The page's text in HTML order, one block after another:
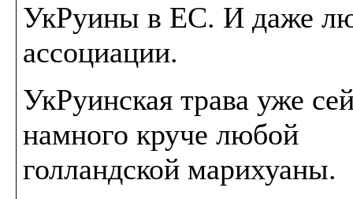
УкРуины в ЕС. И даже
ассоциации.
УкРуинская трава уже
намного круче любой
голландской марихуаны.